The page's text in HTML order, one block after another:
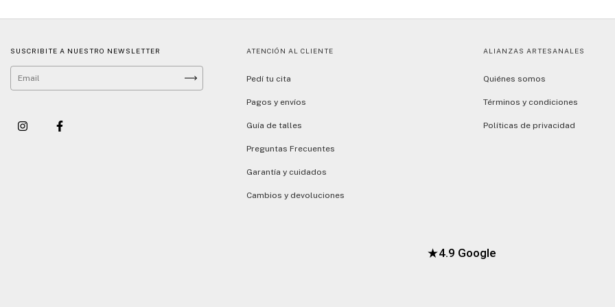
SUSCRIBITE A NUESTRO NEWSLETTER ATENCIÓN AL CLIENTE
Pedí tu cita
Pagos y envíos
Guía de talles
Preguntas Frecuentes
Garantía y cuidados
Cambios y devoluciones
ALIANZAS ARTESANALES
Quiénes somos
Términos y condiciones
Políticas de privacidad
★4.9 Google